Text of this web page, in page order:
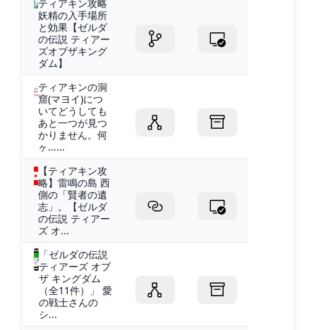
ティアキン攻略
妖精の入手場所
と効果【ゼルダ
の伝説 ティアー
ズオブザキング
ダム】
ティアキンの洞
窟(マヨイ)につ
いてどうしても
あと一つが見つ
かりません。何
ヶ......
【ティアキン攻
略】雷鳴の島 西
側の「賢者の遺
志」。【ゼルダ
の伝説 ティアー
ズ オ...
「ゼルダの伝説
ティアーズ オブ
ザ キングダム
（全11件）」 愛
の戦士さんの
シ...